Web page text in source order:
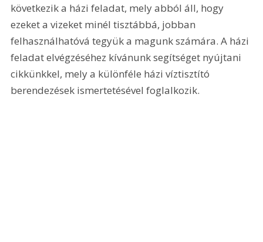
következik a házi feladat, mely abból áll, hogy
ezeket a vizeket minél tisztábbá, jobban
felhasználhatóvá tegyük a magunk számára. A házi
feladat elvégzéséhez kívánunk segítséget nyújtani
cikkünkkel, mely a különféle házi víztisztító
berendezések ismertetésével foglalkozik.